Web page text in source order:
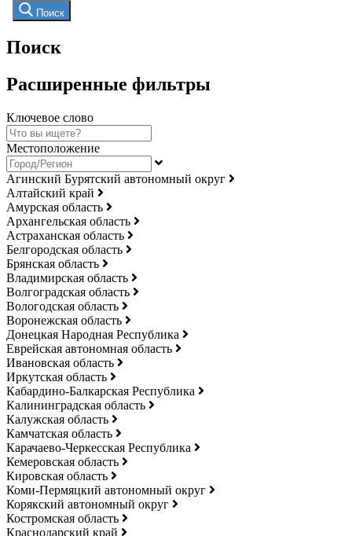
Поиск
Поиск
Расширенные фильтры
Ключевое слово
Местоположение
Агинский Бурятский автономный округ
Алтайский край
Амурская область
Архангельская область
Астраханская область
Белгородская область
Брянская область
Владимирская область
Волгоградская область
Вологодская область
Воронежская область
Донецкая Народная Республика
Еврейская автономная область
Ивановская область
Иркутская область
Кабардино-Балкарская Республика
Калининградская область
Калужская область
Камчатская область
Карачаево-Черкесская Республика
Кемеровская область
Кировская область
Коми-Пермяцкий автономный округ
Корякский автономный округ
Костромская область
Краснодарский край